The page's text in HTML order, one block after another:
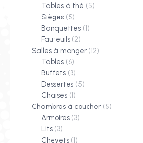
Tables à thé (5)
Sièges (5)
Banquettes (1)
Fauteuils (2)
Salles à manger (12)
Tables (6)
Buffets (3)
Dessertes (5)
Chaises (1)
Chambres à coucher (5)
Armoires (3)
Lits (3)
Chevets (1)